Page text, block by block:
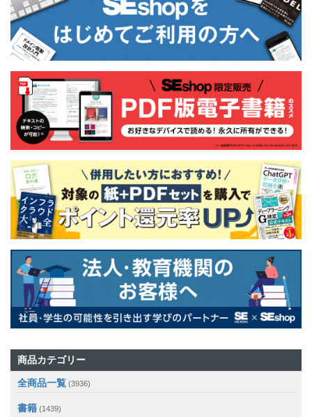
商品カテゴリー
全商品一覧 (3936)
書籍 (1439)